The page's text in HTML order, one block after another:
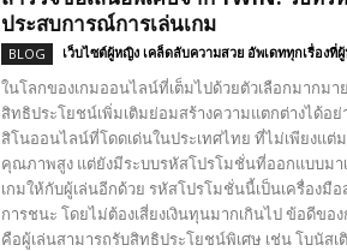
ประสบการณ์การเล่นเกม
BLOG เว็บไซต์ผู้หญิง เคล็ดลับความสวย อัพเดททุกเรื่องที่
ในโลกของเกมออนไลน์ที่เต็มไปด้วยตัวเลือกมากม
สิทธิประโยชน์เพิ่มเติมย่อมสร้างความแตกต่างได้อย่
สิโนออนไลน์ที่โดดเด่นในประเทศไทย ที่ไม่เพียงแต่
คุณภาพสูง แต่ยังมีระบบรหัสโปรโมชั่นที่ออกแบบมา
เกมให้กับผู้เล่นอีกด้วย รหัสโปรโมชั่นนี้เป็นเครื่องมื
การชนะ โดยไม่ต้องเสี่ยงเงินทุนมากเกินไป ข้อดีขอ
คือผู้เล่นสามารถรับสิทธิประโยชน์พิเศษ เช่น โบนัส